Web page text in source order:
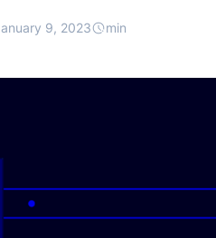
9, 2023 min